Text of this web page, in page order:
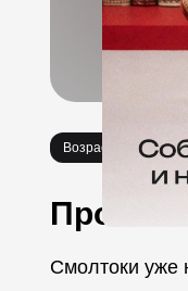
Возраст 16+
Про
Смолтоки уже